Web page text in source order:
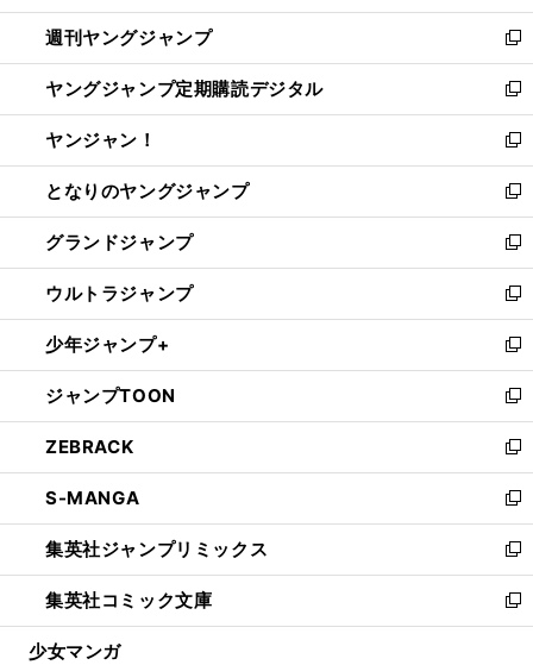
開
く
ウ
で
開
く
ン
ド
ウ
で
開
く
ウ
ィ
ン
ド
ウ
で
開
く
週刊ヤングジャンプ
新
し
い
ウ
ィ
ン
ド
ウ
で
開
く
ヤングジャンプ定期購読デジタル
新
し
い
ウ
ィ
ン
ド
ウ
で
開
く
ヤンジャン！
新
し
い
ウ
ィ
ン
ド
ウ
で
開
く
となりのヤングジャンプ
新
し
い
ウ
ィ
ン
ド
ウ
で
開
く
グランドジャンプ
新
し
い
ウ
ィ
ン
ド
ウ
で
開
く
ウルトラジャンプ
新
し
い
ウ
ィ
ン
ド
ウ
で
開
く
少年ジャンプ+
新
し
い
ウ
ィ
ン
ド
ウ
で
開
く
ジャンプTOON
新
し
い
ウ
ィ
ン
ド
ウ
で
開
ZEBRACK
新
し
い
ウ
ィ
ン
ド
ウ
S-MANGA
新
し
い
ウ
ィ
ン
集英社ジャンプリミックス
新
し
い
ウ
集英社コミック文庫
新
し
少女マンガ